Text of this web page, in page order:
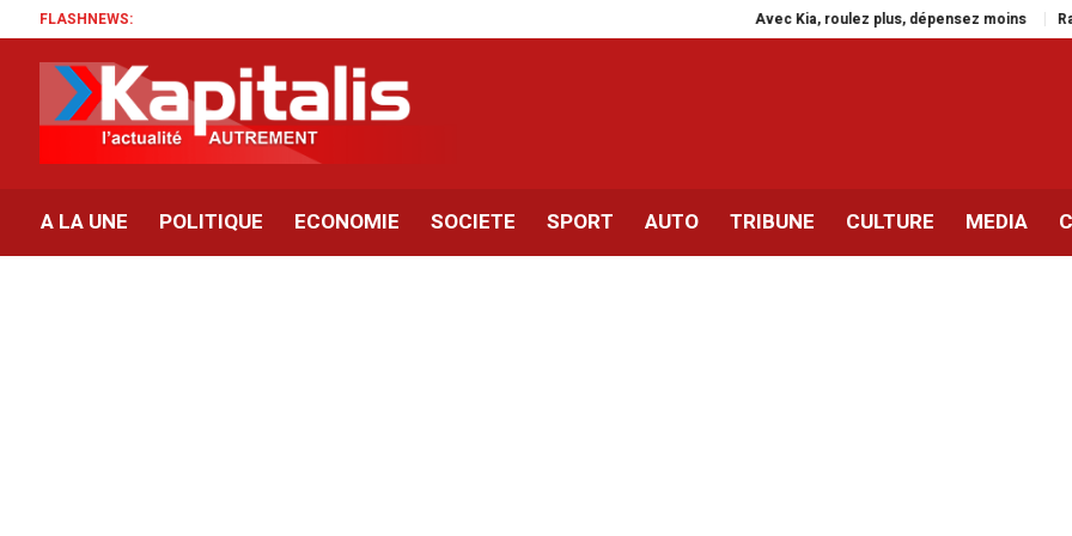
FLASHNEWS: Avec Kia, roulez plus, dépensez moins
A LA UNE POLITIQUE ECONOMIE SOCIETE SPORT AUTO TRIBUNE CULTURE MEDIA